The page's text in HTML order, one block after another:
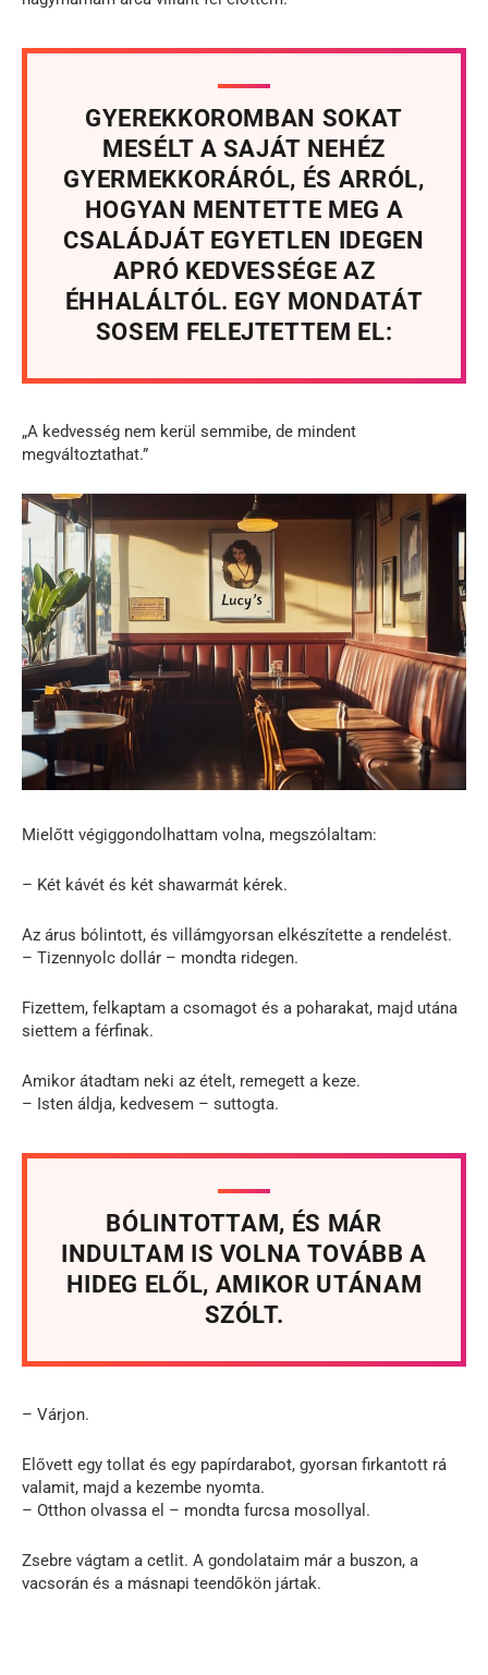
GYEREKKOROMBAN SOKAT
MESÉLT A SAJÁT NEHÉZ
GYERMEKKORÁRÓL, ÉS ARRÓL,
HOGYAN MENTETTE MEG A
CSALÁDJÁT EGYETLEN IDEGEN
APRÓ KEDVESSÉGE AZ
ÉHHALÁLTÓL. EGY MONDATÁT
SOSEM FELEJTETTEM EL:
„A kedvesség nem kerül semmibe, de mindent
megváltoztathat.”
Mielőtt végiggondolhattam volna, megszólaltam:
– Két kávét és két shawarmát kérek.
Az árus bólintott, és villámgyorsan elkészítette a rendelést.
– Tizennyolc dollár – mondta ridegen.
Fizettem, felkaptam a csomagot és a poharakat, majd utána
siettem a férfinak.
Amikor átadtam neki az ételt, remegett a keze.
– Isten áldja, kedvesem – suttogta.
BÓLINTOTTAM, ÉS MÁR
INDULTAM IS VOLNA TOVÁBB A
HIDEG ELŐL, AMIKOR UTÁNAM
SZÓLT.
– Várjon.
Elővett egy tollat és egy papírdarabot, gyorsan firkantott rá
valamit, majd a kezembe nyomta.
– Otthon olvassa el – mondta furcsa mosollyal.
Zsebre vágtam a cetlit. A gondolataim már a buszon, a
vacsorán és a másnapi teendőkön jártak.